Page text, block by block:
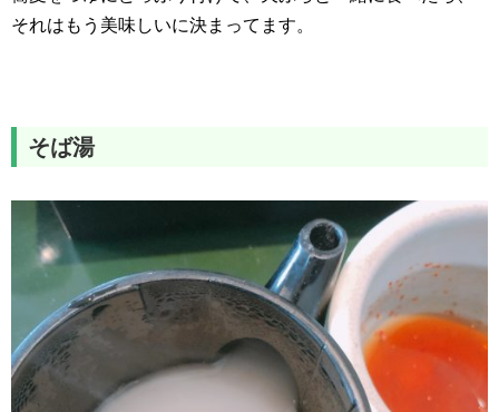
それはもう美味しいに決まってます。
そば湯